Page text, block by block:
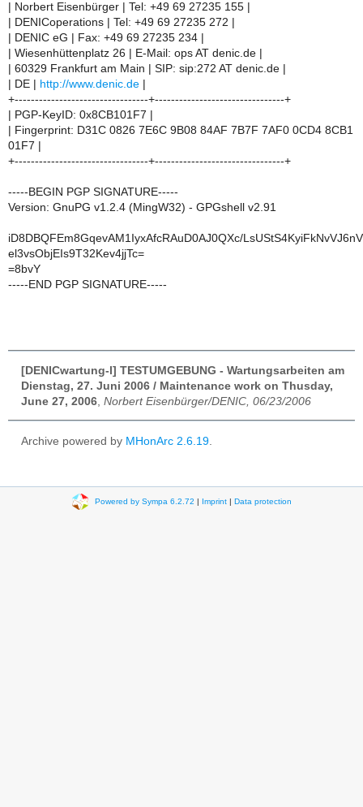
| Norbert Eisenbürger | Tel: +49 69 27235 155 |
| DENICoperations | Tel: +49 69 27235 272 |
| DENIC eG | Fax: +49 69 27235 234 |
| Wiesenhüttenplatz 26 | E-Mail: ops AT denic.de |
| 60329 Frankfurt am Main | SIP: sip:272 AT denic.de |
| DE |
http://www.denic.de
+---------------------------------+--------------------------------+
| PGP-KeyID: 0x8CB101F7 |
| Fingerprint: D31C 0826 7E6C 9B08 84AF 7B7F 7AF0 0CD4 8CB1
01F7 |
+---------------------------------+--------------------------------+
-----BEGIN PGP SIGNATURE-----
Version: GnuPG v1.2.4 (MingW32) - GPGshell v2.91
iD8DBQFEm8GqevAM1IyxAfcRAuD0AJ0QXc/
el3vsObjEIs9T32Kev4jjTc=
=8bvY
-----END PGP SIGNATURE-----
[DENICwartung-l] TESTUMGEBUNG - Wartungsarbeiten am
Dienstag, 27. Juni 2006 / Maintenance work on Thusday,
June 27, 2006 Norbert Eisenbürger/DENIC, 06/23/2006
Archive powered by MHonArc 2.6.19
Powered by Sympa 6.2.72 | Imprint| Data protection